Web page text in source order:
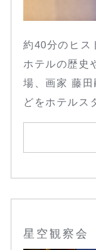
約40分のヒス
ホテルの歴史
場、画家 藤
どをホテルス
星空観察会